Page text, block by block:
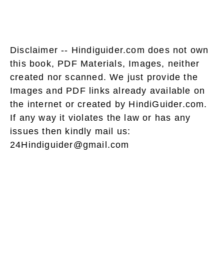
Disclaimer -- Hindiguider.com does not own
this book, PDF Materials, Images, neither
created nor scanned. We just provide the
Images and PDF links already available on
the internet or created by HindiGuider.com.
If any way it violates the law or has any
issues then kindly mail us:
24Hindiguider@gmail.com